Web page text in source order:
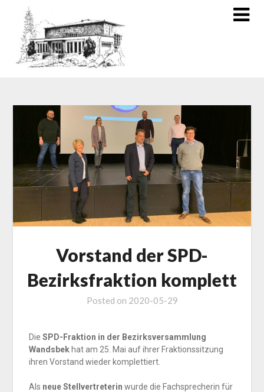
Vorstand der SPD-
Bezirksfraktion komplett
Posted on 2020-05-29
Die SPD-Fraktion in der Bezirksversammlung
Wandsbekhat am 25. Mai auf ihrer Fraktionssitzung
ihren Vorstand wieder komplettiert.
Als neue Stellvertreterin wurde die Fachsprecherin für